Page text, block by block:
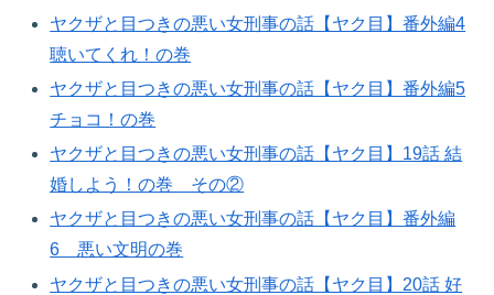
ヤクザと目つきの悪い女刑事の話【ヤク目】番外編4
聴いてくれ！の巻​
ヤクザと目つきの悪い女刑事の話【ヤク目】番外編5
チョコ！の巻​
ヤクザと目つきの悪い女刑事の話【ヤク目】19話 結
婚しよう！の巻​ その②
ヤクザと目つきの悪い女刑事の話【ヤク目】番外編
6 悪い文明の巻
ヤクザと目つきの悪い女刑事の話【ヤク目】20話 好